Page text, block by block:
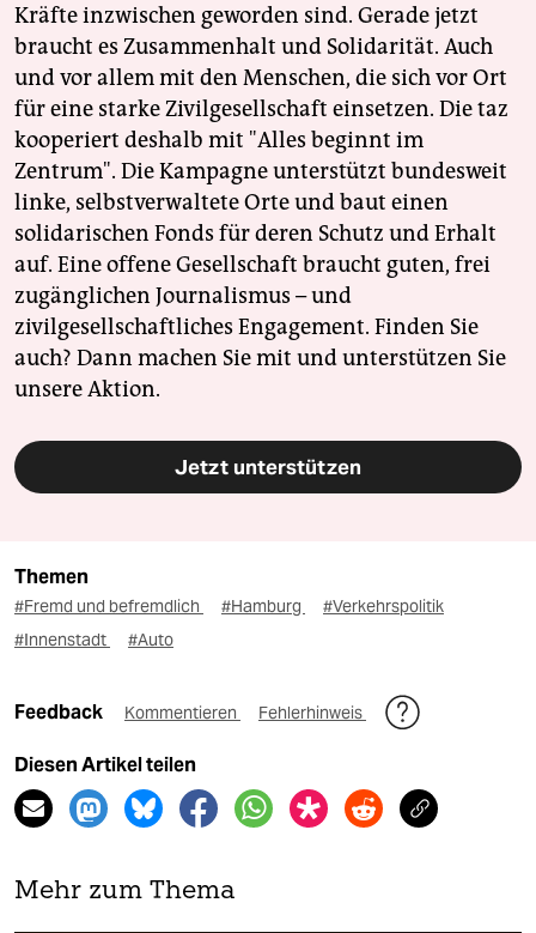
Kräfte inzwischen geworden sind. Gerade jetzt
braucht es Zusammenhalt und Solidarität. Auch
und vor allem mit den Menschen, die sich vor Ort
für eine starke Zivilgesellschaft einsetzen. Die taz
kooperiert deshalb mit "Alles beginnt im
Zentrum". Die Kampagne unterstützt bundesweit
linke, selbstverwaltete Orte und baut einen
solidarischen Fonds für deren Schutz und Erhalt
auf. Eine offene Gesellschaft braucht guten, frei
zugänglichen Journalismus – und
zivilgesellschaftliches Engagement. Finden Sie
auch? Dann machen Sie mit und unterstützen Sie
unsere Aktion.
Jetzt unterstützen
Themen
#Fremd und befremdlich #Hamburg
#Verkehrspolitik
#Innenstadt
#Auto
Feedback Kommentieren Fehlerhinweis
Diesen Artikel teilen
Mehr zum Thema